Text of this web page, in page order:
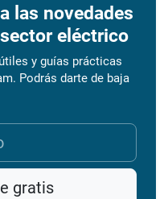
las novedades
eléctrico
y guías prácticas
Podrás darte de baja
gratis